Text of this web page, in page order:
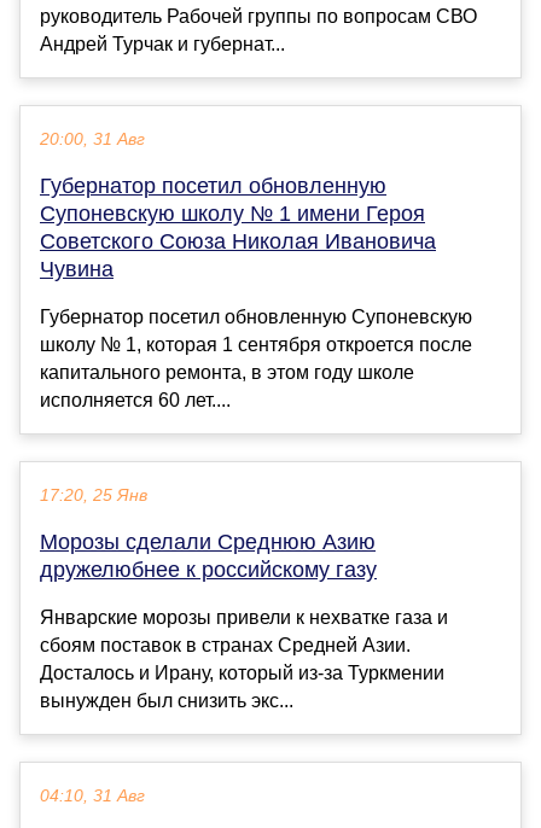
руководитель Рабочей группы по вопросам СВО
Андрей Турчак и губернат...
20:00, 31 Авг
Губернатор посетил обновленную
Супоневскую школу № 1 имени Героя
Советского Союза Николая Ивановича
Чувина
Губернатор посетил обновленную Супоневскую
школу № 1, которая 1 сентября откроется после
капитального ремонта, в этом году школе
исполняется 60 лет....
17:20, 25 Янв
Морозы сделали Среднюю Азию
дружелюбнее к российскому газу
Январские морозы привели к нехватке газа и
сбоям поставок в странах Средней Азии.
Досталось и Ирану, который из-за Туркмении
вынужден был снизить экс...
04:10, 31 Авг